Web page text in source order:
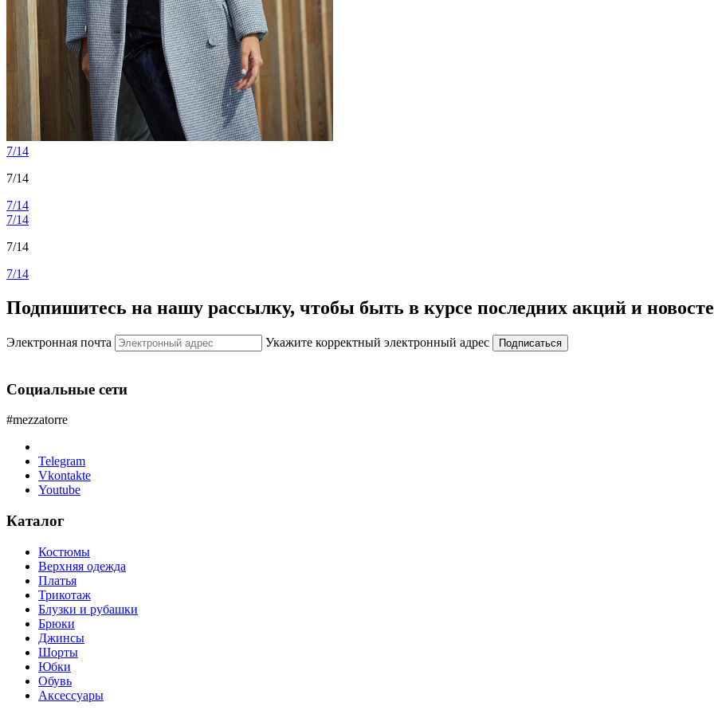
7/14
7/14
7/14
7/14
7/14
7/14
Подпишитесь на нашу рассылку, чтобы быть в курсе последних акций и
Электронная почта Укажите корректный электронный адрес Подписаться
Социальные сети
#mezzatorre
Telegram
Vkontakte
Youtube
Каталог
Костюмы
Верхняя одежда
Платья
Трикотаж
Блузки и рубашки
Брюки
Джинсы
Шорты
Юбки
Обувь
Аксессуары